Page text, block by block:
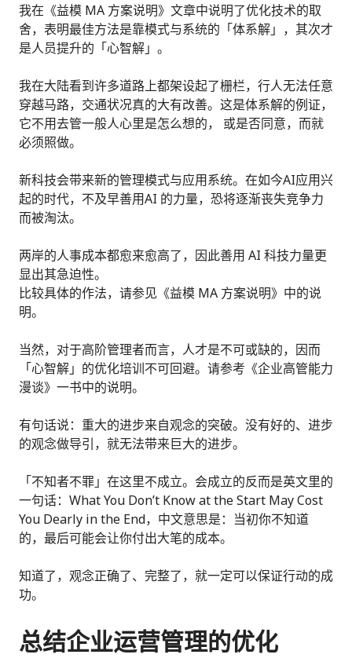
我在《益模 MA 方案说明》文章中说明了优化技术的取
舍，表明最佳方法是靠模式与系统的「体系解」，其次才
是人员提升的「心智解」。
我在大陆看到许多道路上都架设起了栅栏，行人无法任意
穿越马路，交通状况真的大有改善。这是体系解的例证，
它不用去管一般人心里是怎么想的， 或是否同意，而就
必须照做。
新科技会带来新的管理模式与应用系统。在如今AI应用兴
起的时代，不及早善用AI 的力量，恐将逐渐丧失竞争力
而被淘汰。
两岸的人事成本都愈来愈高了，因此善用 AI 科技力量更
显出其急迫性。
比较具体的作法，请参见《益模 MA 方案说明》中的说
明。
当然，对于高阶管理者而言，人才是不可或缺的，因而
「心智解」的优化培训不可回避。请参考《企业高管能力
漫谈》一书中的说明。
有句话说：重大的进步来自观念的突破。没有好的、进步
的观念做导引，就无法带来巨大的进步。
「不知者不罪」在这里不成立。会成立的反而是英文里的
一句话：What You Don’t Know at the Start May Cost
You Dearly in the End，中文意思是：当初你不知道
的，最后可能会让你付出大笔的成本。
知道了，观念正确了、完整了，就一定可以保证行动的成
功。
总结企业运营管理的优化